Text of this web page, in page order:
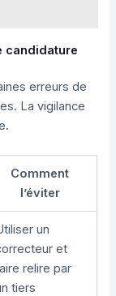
candidature
erreurs de
La vigilance
Comment
l’éviter
un
et
relire par
tiers